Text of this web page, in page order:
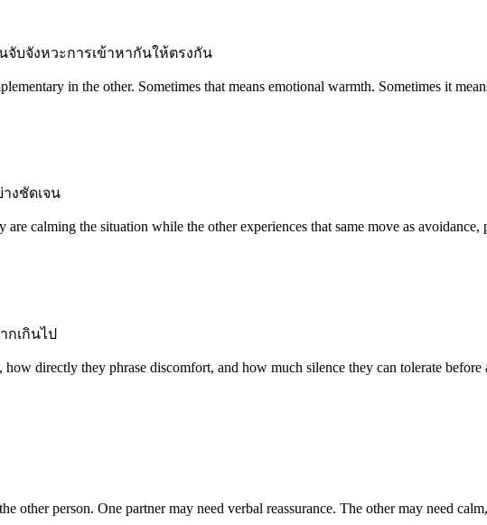
จับจังหวะการเข้าหากันให้ตรงกัน
in the other. Sometimes that means emotional warmth. Sometimes it
งชัดเจน
calming the situation while the other experiences that same move as avoidance,
กเกินไป
directly they phrase discomfort, and how much silence they can tolerate before
other person. One partner may need verbal reassurance. The other may need